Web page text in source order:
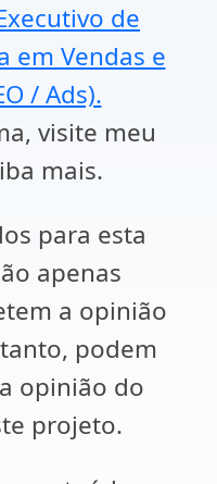
de
em Vendas e
/ Ads).
visite meu
mais.
para esta
apenas
a opinião
podem
opinião do
projeto.